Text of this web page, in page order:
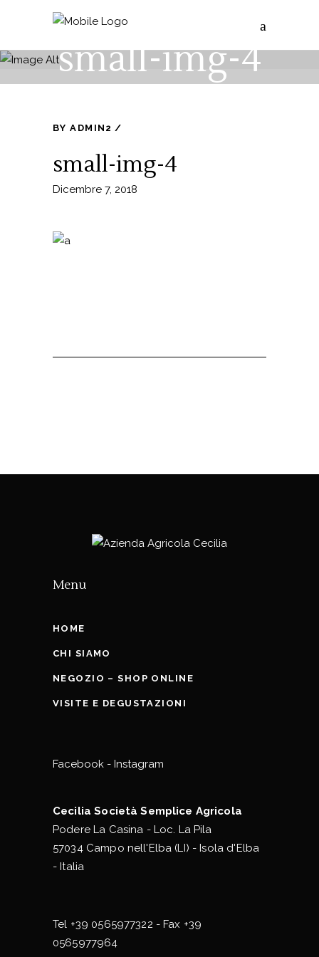
small-img-4
BYADMIN2
small-img-4
Dicembre 7, 2018
Menu
HOME
CHI SIAMO
NEGOZIO – SHOP ONLINE
VISITE E DEGUSTAZIONI
Facebook - Instagram
Cecilia Società Semplice Agricola
Podere La Casina - Loc. La Pila
57034 Campo nell'Elba (LI) - Isola d'Elba
- Italia
Tel +39 0565977322 - Fax +39
0565977964